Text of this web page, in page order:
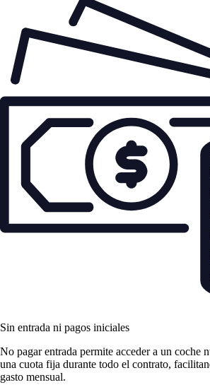
Sin entrada ni pagos iniciales
No pagar entrada permite acceder a un coche
una cuota fija durante todo el contrato,
gasto mensual.